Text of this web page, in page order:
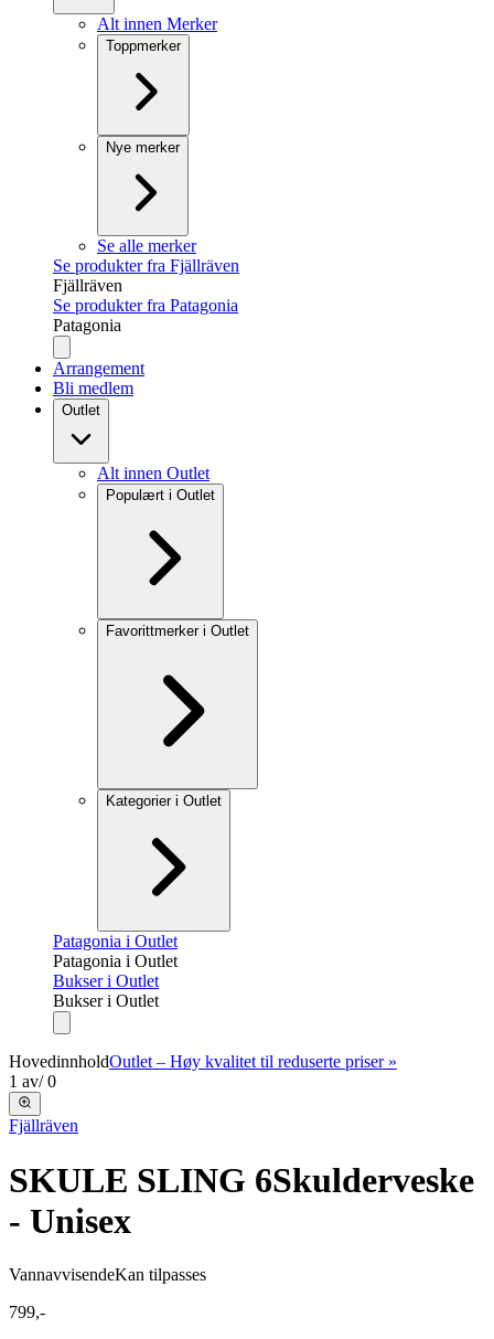
Alt innen Merker
Toppmerker
Nye merker
Se alle merker
Se produkter fra Fjällräven
Fjällräven
Se produkter fra Patagonia
Patagonia
Arrangement
Bli medlem
Outlet
Alt innen Outlet
Populært i Outlet
Favorittmerker i Outlet
Kategorier i Outlet
Patagonia i Outlet
Patagonia i Outlet
Bukser i Outlet
Bukser i Outlet
HovedinnholdOutlet – Høy kvalitet til reduserte priser »
1 av/ 0
Fjällräven
SKULE SLING 6Skulderveske
- Unisex
VannavvisendeKan tilpasses
799,-